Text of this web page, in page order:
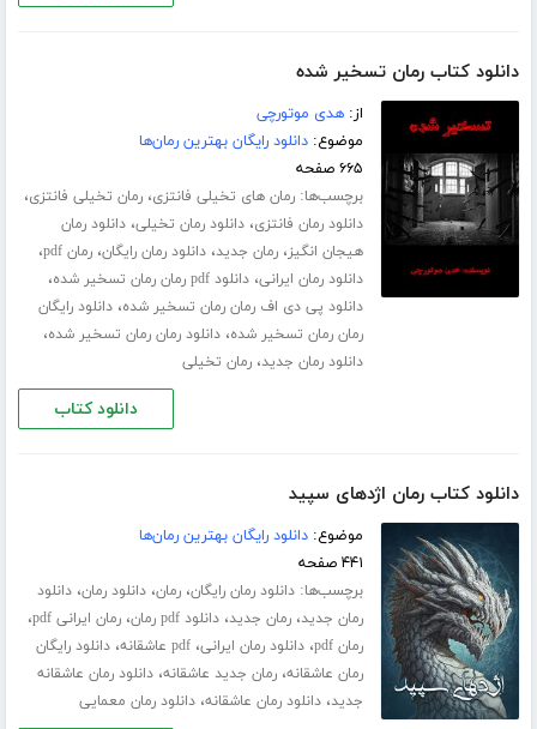
دانلود کتاب رمان تسخیر شده
از:هدی موتورچی
موضوع:دانلود رایگان بهترین رمان‌ها
۶۶۵ صفحه
برچسب‌ها:رمان های تخیلی فانتزی،رمان تخیلی فانتزی،
دانلود رمان فانتزی،دانلود رمان تخیلی،دانلود رمان
هیجان انگیز،رمان جدید،دانلود رمان رایگان،رمان pdf ،
دانلود رمان ایرانی،دانلود pdf رمان رمان تسخیر شده ،
دانلود پی دی اف رمان رمان تسخیر شده،دانلود رایگان
رمان رمان تسخیر شده،دانلود رمان رمان تسخیر شده،
دانلود رمان جدید،رمان تخیلی
دانلود کتاب
دانلود کتاب رمان اژدهای سپید
موضوع:دانلود رایگان بهترین رمان‌ها
۴۴۱ صفحه
برچسب‌ها:دانلود رمان رایگان،رمان،دانلود رمان،دانلود
رمان جدید،رمان جدید،دانلود pdf رمان ،رمان ایرانی pdf ،
رمان pdf ،دانلود رمان ایرانی،pdf عاشقانه ،دانلود رایگان
رمان عاشقانه،رمان جدید عاشقانه،دانلود رمان عاشقانه
جدید،دانلود رمان عاشقانه،دانلود رمان معمایی